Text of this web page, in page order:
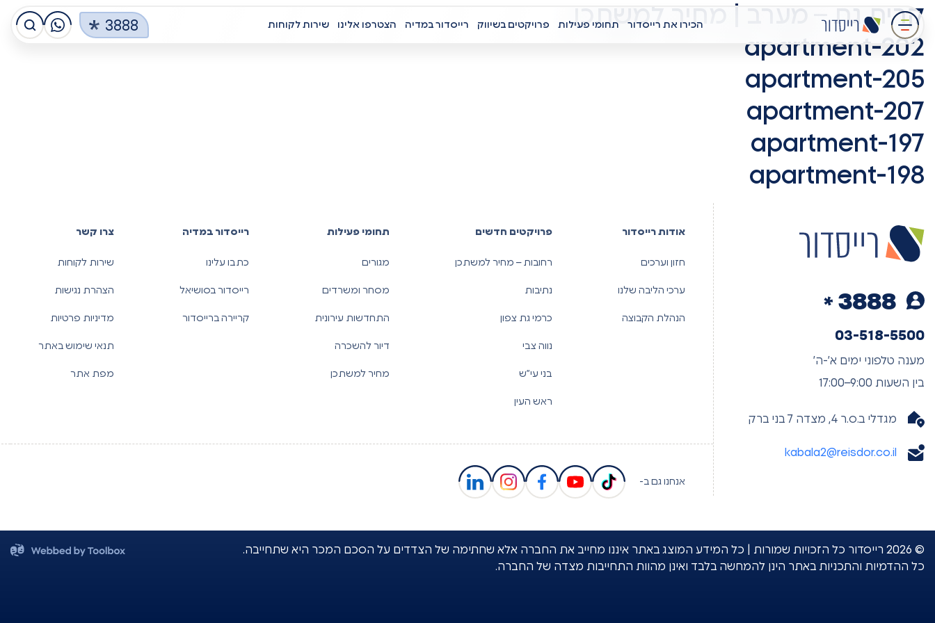
מעבר
לתוכן
המרכזי
הכירו את רייסדור תחומי פעילות פרויקטים בשיווק רייסדור במדיה הצטרפו אלינו שירות לקוחות 3888
קרית גת – מערב | מחיר למשתכן
apartment-202
apartment-205
apartment-207
apartment-197
apartment-198
03-518-5500
מענה טלפוני ימים א’-ה’
בין השעות 9:00–17:00
מגדלי ב.ס.ר 4, מצדה 7 בני ברק
kabala2@reisdor.co.il
אודות רייסדור
חזון וערכים
ערכי הליבה שלנו
הנהלת הקבוצה
פרויקטים חדשים
רחובות – מחיר למשתכן
נתיבות
כרמי גת צפון
נווה צבי
בני עי”ש
ראש העין
תחומי פעילות
מגורים
מסחר ומשרדים
התחדשות עירונית
דיור להשכרה
מחיר למשתכן
רייסדור במדיה
כתבו עלינו
רייסדור בסושיאל
קריירה ברייסדור
צרו קשר
שירות לקוחות
הצהרת נגישות
מדיניות פרטיות
תנאי שימוש באתר
מפת אתר
אנחנו גם ב-
© 2026 רייסדור כל הזכויות שמורות | כל המידע המוצג באתר איננו מחייב את החברה אלא שחתימה של הצדדים על הסכם המכר היא שתחייבה.
כל ההדמיות והתכניות באתר הינן להמחשה בלבד ואינן מהוות התחייבות מצדה של החברה.